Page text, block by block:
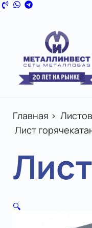
Главная >
Лист
🔍